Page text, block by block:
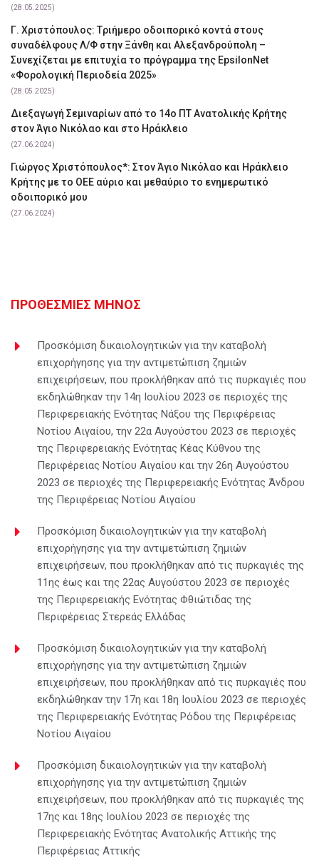
(28.05.2025)
Γ. Χριστόπουλος: Tριήμερο οδοιπορικό κοντά στους
συναδέλφους Λ/Φ στην Ξάνθη και Αλεξανδρούπολη –
Συνεχίζεται με επιτυχία το πρόγραμμα της EpsilonNet
«Φορολογική Περιοδεία 2025»
(28.05.2025)
Διεξαγωγή Σεμιναρίων από το 14ο ΠΤ Ανατολικής Κρήτης
στον Άγιο Νικόλαο και στο Ηράκλειο
(27.06.2024)
Γιώργος Χριστόπουλος*: Στον Άγιο Νικόλαο και Ηράκλειο
Κρήτης με το ΟΕΕ αύριο και μεθαύριο το ενημερωτικό
οδοιπορικό μου
(27.06.2024)
ΠΡΟΘΕΣΜΙΕΣ ΜΗΝΟΣ
Προσκόμιση δικαιολογητικών για την καταβολή
επιχορήγησης για την αντιμετώπιση ζημιών
επιχειρήσεων, που προκλήθηκαν από τις πυρκαγιές που
εκδηλώθηκαν την 14η Ιουλίου 2023 σε περιοχές της
Περιφερειακής Ενότητας Νάξου της Περιφέρειας
Νοτίου Αιγαίου, την 22α Αυγούστου 2023 σε περιοχές
της Περιφερειακής Ενότητας Κέας Κύθνου της
Περιφέρειας Νοτίου Αιγαίου και την 26η Αυγούστου
2023 σε περιοχές της Περιφερειακής Ενότητας Άνδρου
της Περιφέρειας Νοτίου Αιγαίου
Προσκόμιση δικαιολογητικών για την καταβολή
επιχορήγησης για την αντιμετώπιση ζημιών
επιχειρήσεων, που προκλήθηκαν από τις πυρκαγιές της
11ης έως και της 22ας Αυγούστου 2023 σε περιοχές
της Περιφερειακής Ενότητας Φθιώτιδας της
Περιφέρειας Στερεάς Ελλάδας
Προσκόμιση δικαιολογητικών για την καταβολή
επιχορήγησης για την αντιμετώπιση ζημιών
επιχειρήσεων, που προκλήθηκαν από τις πυρκαγιές που
εκδηλώθηκαν την 17η και 18η Ιουλίου 2023 σε περιοχές
της Περιφερειακής Ενότητας Ρόδου της Περιφέρειας
Νοτίου Αιγαίου
Προσκόμιση δικαιολογητικών για την καταβολή
επιχορήγησης για την αντιμετώπιση ζημιών
επιχειρήσεων, που προκλήθηκαν από τις πυρκαγιές της
17ης και 18ης Ιουλίου 2023 σε περιοχές της
Περιφερειακής Ενότητας Ανατολικής Αττικής της
Περιφέρειας Αττικής